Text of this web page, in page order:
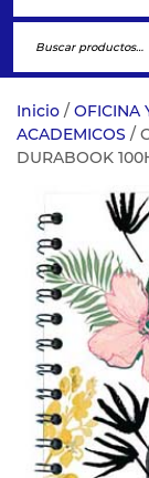
Inicio / OFICINA
ACADEMICOS /
DURABOOK